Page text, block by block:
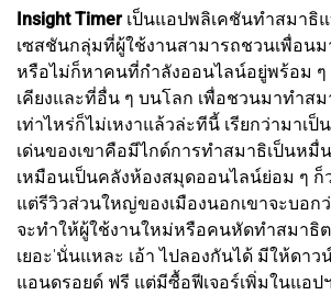
Insight Timer เป็นแอปพลิเคชันทำสมาธิ
เซสชันกลุ่มที่ผู้ใช้งานสามารถชวนเพื่อน
หรือไม่ก็หาคนที่กำลังออนไลน์อยู่พร้อม ๆ
เคียงและที่อื่น ๆ บนโลก เพื่อชวนมาทำส
เท่าไหร่ก็ไม่เหงาแล้วล่ะทีนี้ เรียกว่ามาเ
เด่นของเขาคือมีไกด์การทำสมาธิเป็นหมื่
เหมือนเป็นคลังห้องสมุดออนไลน์ย่อม ๆ ก็
แต่รีวิวส่วนใหญ่ของเมืองนอกเขาจะบอก
จะทำให้ผู้ใช้งานใหม่หรือคนหัดทำสมาธิต
เยอะ'นั่นแหละ เอ้า ไปลองกันได้ มีให้ดาว
แอนดรอยด์ ฟรี แต่มีซื้อฟีเจอร์เพิ่มในแอป